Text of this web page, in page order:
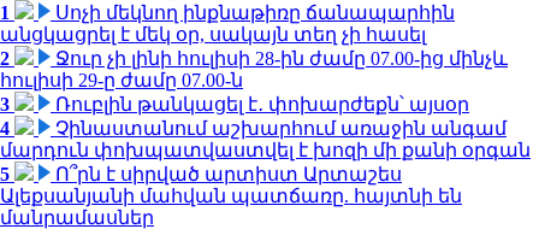
1
Սոչի մեկնող ինքնաթիռը ճանապարհին
անցկացրել է մեկ օր, սակայն տեղ չի հասել
2
Ջուր չի լինի հուլիսի 28-ին ժամը 07.00-ից մինչև
հուլիսի 29-ը ժամը 07.00-ն
3
Ռուբլին թանկացել է․ փոխարժեքն՝ այսօր
4
Չինաստանում աշխարհում առաջին անգամ
մարդուն փոխպատվաստվել է խոզի մի քանի օրգան
5
Ո՞րն է սիրված արտիստ Արտաշես
Ալեքսանյանի մահվան պատճառը. հայտնի են
մանրամասներ